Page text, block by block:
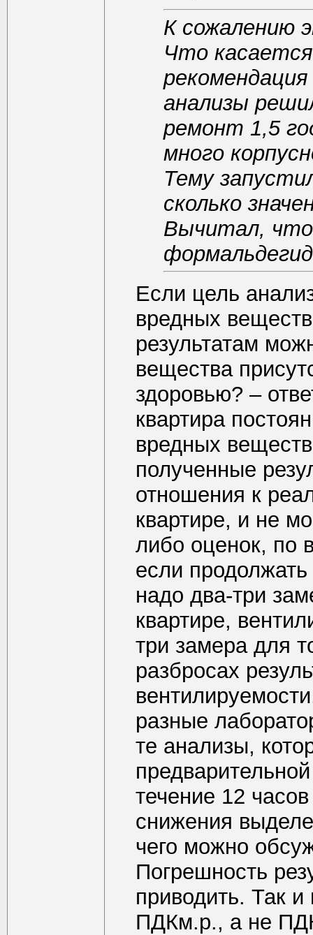
К сожалению
Что
анализы
ремонт 1,5
много
Тему
сколько
Вычитал,
Если цель
вредных
результатам
вещества
здоровью? –
квартира
вредных
полученные
отношения к
квартире, и не
либо оценок, по
если
надо два-три
квартире,
три замера для
разбросах
разные
те анализы,
течение 12
снижения
чего можно
Погрешность
приводить. Так
ПДКм.р., а не